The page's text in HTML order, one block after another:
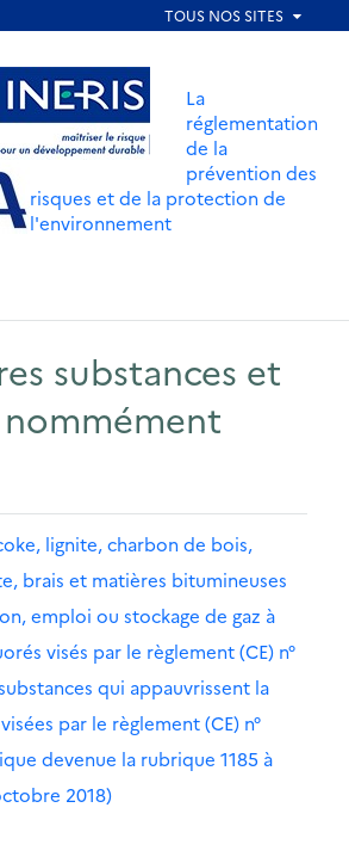
Aller au menu
La
réglementation
de la
prévention des
risques et de la protection de
l'environnement
substances et
nommément
lignite, charbon de bois,
brais et matières bitumineuses
emploi ou stockage de gaz à
visés par le règlement (CE) n°
qui appauvrissent la
par le règlement (CE) n°
devenue la rubrique 1185 à
2018)